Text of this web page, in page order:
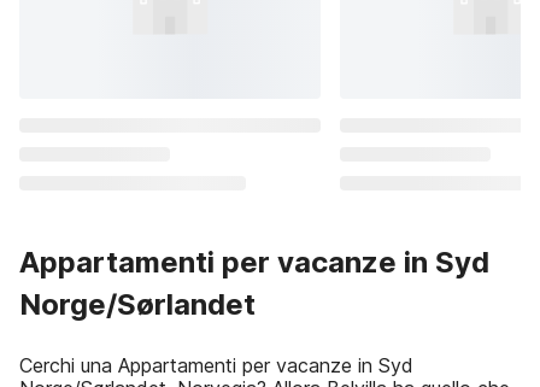
Appartamenti per vacanze in Syd
Norge/Sørlandet
Cerchi una Appartamenti per vacanze in Syd